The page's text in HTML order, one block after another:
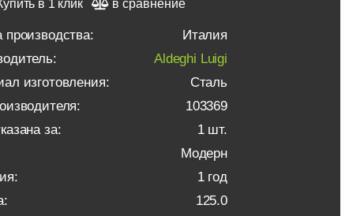
в 1 клик в сравнение
производства:
Италия
Aldeghi Luigi
изготовления:
Сталь
103369
за:
1 шт.
Модерн
1 год
125.0